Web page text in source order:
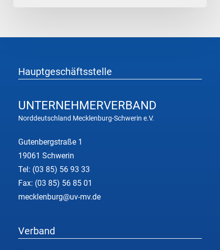
Hauptgeschäftsstelle
UNTERNEHMERVERBAND
Norddeutschland Mecklenburg-Schwerin e.V.
Gutenbergstraße 1
19061 Schwerin
Tel: (03 85) 56 93 33
Fax: (03 85) 56 85 01
mecklenburg@uv-mv.de
Verband